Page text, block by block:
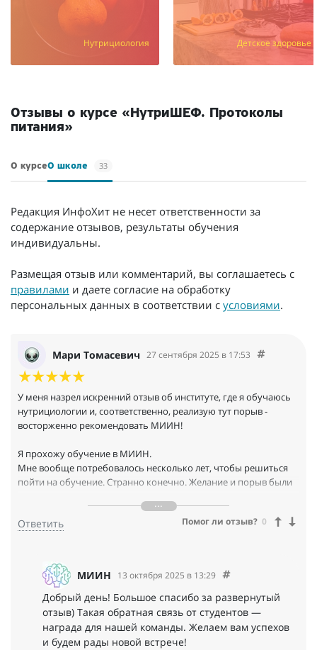
Нутрициология Детское здоровье
Отзывы о курсе «НутриШЕФ. Протоколы
питания»
О курсеО школе 33
Редакция ИнфоХит не несет ответственности за
содержание отзывов, результаты обучения
индивидуальны.
Размещая отзыв или комментарий, вы соглашаетесь с
правилами и даете согласие на обработку
персональных данных в соответствии с условиями.
Мари Томасевич 27 сентября 2025 в 17:53
У меня назрел искренний отзыв об институте, где я обучаюсь
нутрициологии и, соответственно, реализую тут порыв -
восторженно рекомендовать МИИН!
Я прохожу обучение в МИИН.
Мне вообще потребовалось несколько лет, чтобы решиться
пойти на обучение. Странно конечно. Желание и порыв были
именно получать образование. Вариантов сейчас -
несчитанное количество.
прощупывала почву - слушала лекции, проходила мини
марафоны от института.
И этой весной меня прям до косточек прошибло осознание -
пора уже получить образование. Было несколько вариантов
учебных заведений. Я им всем написала. И вот со мной
Ответить Помог ли отзыв? 0
МИИН 13 октября 2025 в 13:29
Добрый день! Большое спасибо за развернутый
отзыв) Такая обратная связь от студентов —
награда для нашей команды. Желаем вам успехов
и будем рады новой встрече!